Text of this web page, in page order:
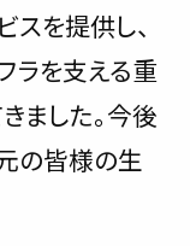
を提供し、
ラを支える重
ました。今後
の皆様の生